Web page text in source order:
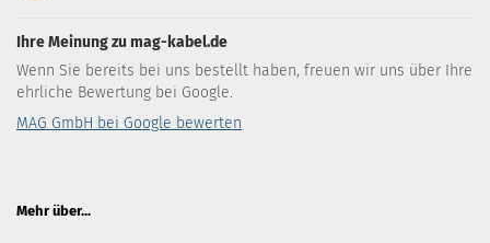
Ihre Meinung zu mag-kabel.de
Wenn Sie bereits bei uns bestellt haben, freuen wir uns über Ihre
ehrliche Bewertung bei Google.
MAG GmbH bei Google bewerten
Mehr über...